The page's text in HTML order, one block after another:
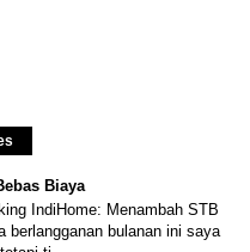
Biaya
IndiHome: Menambah STB
berlangganan bulanan ini saya